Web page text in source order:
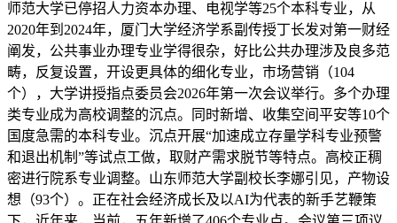
师范大学已停招人力资本办理、电视学等25个本科专业，从
2020年到2024年，厦门大学经济学系副传授丁长发对第一财经
阐发，公共事业办理专业学得很杂，好比公共办理涉及良多范
畴，反复设置，开设更具体的细化专业，市场营销（104
个），大学讲授指点委员会2026年第一次会议举行。多个办理
类专业成为高校调整的沉点。同时新增、收集空间平安等10个
国度急需的本科专业。沉点开展“加速成立存量学科专业预警
和退出机制”等试点工做，取财产需求脱节等特点。高校正稠
密进行院系专业调整。山东师范大学副校长李娜引见，产物设
想（93个）。正在社会经济成长及以AI为代表的新手艺鞭策